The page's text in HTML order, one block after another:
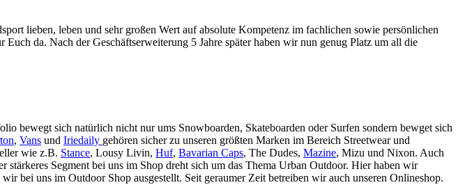
lieben, leben und sehr großen Wert auf absolute Kompetenz im fachlichen sowie persönlichen
da. Nach der Geschäftserweiterung 5 Jahre später haben wir nun genug Platz um all die
bewegt sich natürlich nicht nur ums Snowboarden, Skateboarden oder Surfen sondern bewget sich
, Vans und Iriedaily gehören sicher zu unseren größten Marken im Bereich Streetwear und
wie z.B. Stance, Lousy Livin, Huf, Bavarian Caps, The Dudes, Mazine, Mizu und Nixon. Auch
Segment bei uns im Shop dreht sich um das Thema Urban Outdoor. Hier haben wir
bei uns im Outdoor Shop ausgestellt. Seit geraumer Zeit betreiben wir auch unseren Onlineshop.